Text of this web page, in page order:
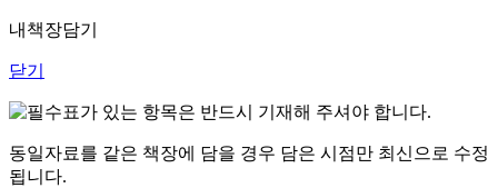
내책장담기
닫기
표가 있는 항목은 반드시 기재해 주셔야 합니다.
동일자료를 같은 책장에 담을 경우 담은 시점만 최신으로 수정
됩니다.